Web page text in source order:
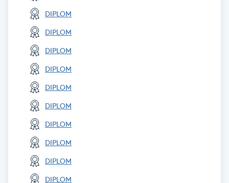
Huduppstramning
Hudvård
Hyaluronsyra
Hyperhidros
Hypnos
Hårborttagning
DIPLOM
DIPLOM
DIPLOM
DIPLOM
DIPLOM
DIPLOM
DIPLOM
DIPLOM
DIPLOM
DIPLOM